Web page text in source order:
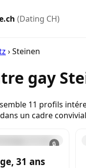
(Dating CH)
›Steinen
gay
11 profils
un cadre
🔒
31 ans